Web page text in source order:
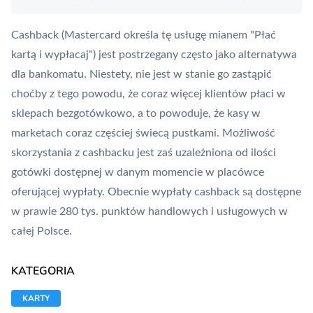
Cashback (Mastercard określa tę usługę mianem " Płać
kartą i wypłacaj") jest postrzegany często jako alternatywa
dla bankomatu. Niestety, nie jest w stanie go zastąpić
choćby z tego powodu, że coraz więcej klientów płaci w
sklepach bezgotówkowo, a to powoduje, że kasy w
marketach coraz częściej świecą pustkami. Możliwość
skorzystania z cashbacku jest zaś uzależniona od ilości
gotówki dostępnej w danym momencie w placówce
oferującej wypłaty. Obecnie wypłaty cashback są dostępne
w prawie 280 tys. punktów handlowych i usługowych w
całej Polsce.
KATEGORIA
KARTY